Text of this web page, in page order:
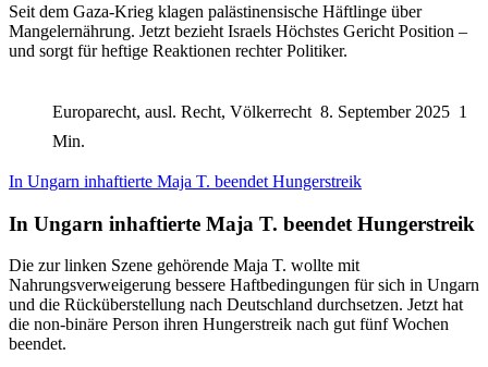
Seit dem Gaza-Krieg klagen palästinensische Häftlinge über
Mangelernährung. Jetzt bezieht Israels Höchstes Gericht Position –
und sorgt für heftige Reaktionen rechter Politiker.
Europarecht, ausl. Recht, Völkerrecht 8. September 2025 1
Min.
In Ungarn inhaftierte Maja T. beendet Hungerstreik
In Ungarn inhaftierte Maja T. beendet Hungerstreik
Die zur linken Szene gehörende Maja T. wollte mit
Nahrungsverweigerung bessere Haftbedingungen für sich in Ungarn
und die Rücküberstellung nach Deutschland durchsetzen. Jetzt hat
die non-binäre Person ihren Hungerstreik nach gut fünf Wochen
beendet.